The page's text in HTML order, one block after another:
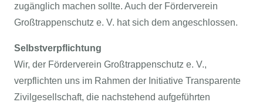
zugänglich machen sollte. Auch der Förderverein
Großtrappenschutz e. V. hat sich dem angeschlossen.
Selbstverpflichtung
Wir, der Förderverein Großtrappenschutz e. V.,
verpflichten uns im Rahmen der Initiative Transparente
Zivilgesellschaft, die nachstehend aufgeführten